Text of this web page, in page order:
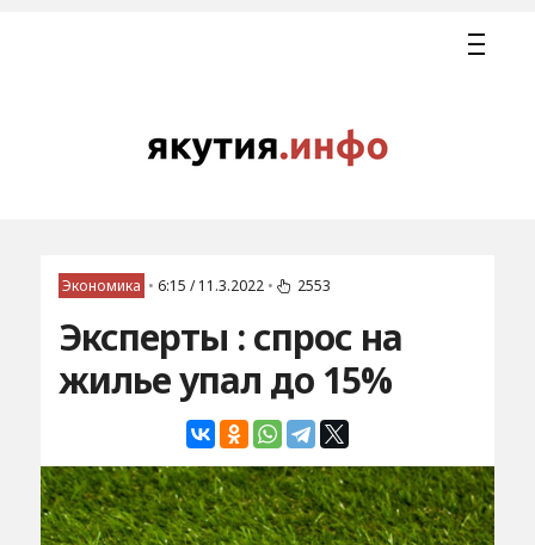
Экономика • 6:15 / 11.3.2022 • 2553
Эксперты : спрос на
жилье упал до 15%